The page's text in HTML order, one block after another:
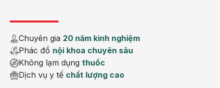
Chuyên gia 20 năm kinh nghiệm
Phác đồ nội khoa chuyên sâu
Không lạm dụng thuốc
Dịch vụ y tế chất lượng cao